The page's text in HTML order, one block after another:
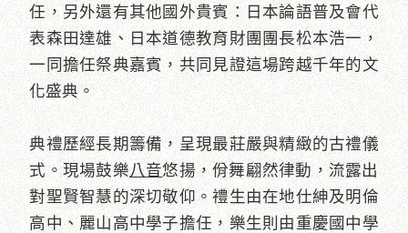
任，另外還有其他國外貴賓：日本論語普及會代
表森田達雄、日本道德教育財團團長松本浩一，
一同擔任祭典嘉賓，共同見證這場跨越千年的文
化盛典。
典禮歷經長期籌備，呈現最莊嚴與精緻的古禮儀
式。現場鼓樂八音悠揚，佾舞翩然律動，流露出
對聖賢智慧的深切敬仰。禮生由在地仕紳及明倫
高中、麗山高中學子擔任，樂生則由重慶國中學